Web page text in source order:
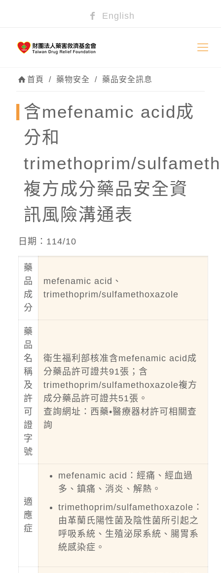
English
首頁 / 藥物安全 / 藥品安全訊息
含mefenamic acid成
分和
trimethoprim/
複方成分藥品安全資
訊風險溝通表
日期：114/10
藥
品
成
分
mefenamic acid、
trimethoprim/sulfamethoxazole
藥
品
名
稱
及
許
可
證
字
號
衛生福利部核准含mefenamic acid成
分藥品許可證共91張；含
trimethoprim/sulfamethoxazole複方
成分藥品許可證共51張。
查詢網址： 西藥•醫療器材許可相關查
詢
適
應
症
mefenamic acid：經痛、經血過
多、鎮痛、消炎、解熱。
trimethoprim/sulfamethoxazole：
由革蘭氏陽性菌及陰性菌所引起之
呼吸系統、生殖泌尿系統、腸胃系
統感染症。